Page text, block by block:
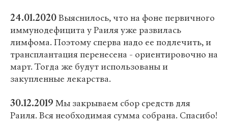
24.01.2020Выяснилось, что на фоне первичного
иммунодефицита у Раиля уже развилась
лимфома. Поэтому сперва надо ее подлечить, и
трансплантация перенесена - ориентировочно на
март. Тогда же будут использованы и
закупленные лекарства.
30.12.2019 Мы закрываем сбор средств для
Раиля. Вся необходимая сумма собрана. Спасибо!